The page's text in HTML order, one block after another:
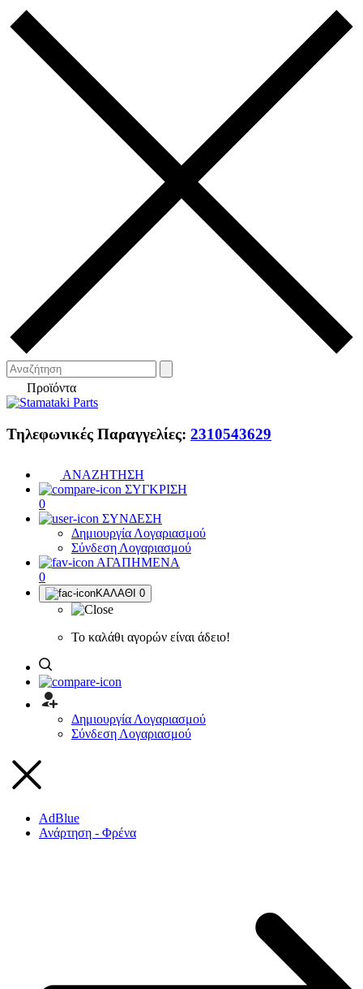
Προϊόντα
Τηλεφωνικές Παραγγελίες: 2310543629
ΑΝΑΖΗΤΗΣΗ
ΣΥΓΚΡΙΣΗ
0
ΣΥΝΔΕΣΗ
Δημιουργία Λογαριασμού
Σύνδεση Λογαριασμού
ΑΓΑΠΗΜΕΝΑ
0
ΚΑΛΑΘΙ 0
Το καλάθι αγορών είναι άδειο!
Δημιουργία Λογαριασμού
Σύνδεση Λογαριασμού
AdBlue
Ανάρτηση - Φρένα